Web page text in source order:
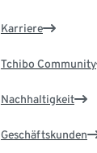
Karriere
Tchibo Community
Nachhaltigkeit
Geschäftskunden